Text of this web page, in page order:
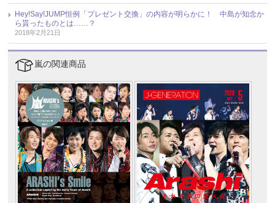
Hey!Say!JUMP恒例「プレゼント交換」の内容が明らかに！ 中島が知念か
ら貰ったものとは……？
2018年2月21日
嵐の関連商品